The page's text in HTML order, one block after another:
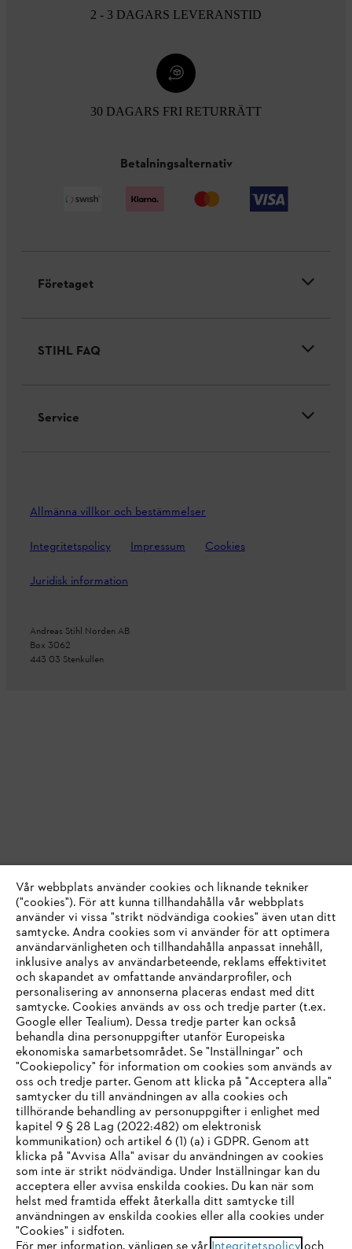
2 - 3 DAGARS LEVERANSTID
30 DAGARS FRI RETURRÄTT
Betalningsalternativ
Företaget
STIHL FAQ
Service
Allmänna villkor och bestämmelser
Integritetspolicy Impressum Cookies
Juridisk information
Andreas Stihl Norden AB
Box 3062
443 03 Stenkullen
IHR BROWSER WIRD NICHT
UNTERSTÜTZT
Sie nutzen einen Browser, den wir noch nicht unterstützen. Für
eine optimale Nutzung unserer Seite empfehlen wir Ihnen, zu
einem der folgenden Browser zu wechseln:
Vår webbplats använder cookies och liknande tekniker
("cookies"). För att kunna tillhandahålla vår webbplats
använder vi vissa "strikt nödvändiga cookies" även utan ditt
samtycke. Andra cookies som vi använder för att optimera
användarvänligheten och tillhandahålla anpassat innehåll,
inklusive analys av användarbeteende, reklams effektivitet
och skapandet av omfattande användarprofiler, och
personalisering av annonserna placeras endast med ditt
samtycke. Cookies används av oss och tredje parter (t.ex.
Google eller Tealium). Dessa tredje parter kan också
behandla dina personuppgifter utanför Europeiska
ekonomiska samarbetsområdet. Se "Inställningar" och
"Cookiepolicy" för information om cookies som används av
oss och tredje parter. Genom att klicka på "Acceptera alla"
samtycker du till användningen av alla cookies och
tillhörande behandling av personuppgifter i enlighet med
kapitel 9 § 28 Lag (2022:482) om elektronisk
kommunikation) och artikel 6 (1) (a) i GDPR. Genom att
klicka på "Avvisa Alla" avisar du användningen av cookies
som inte är strikt nödvändiga. Under Inställningar kan du
acceptera eller avvisa enskilda cookies. Du kan när som
helst med framtida effekt återkalla ditt samtycke till
användningen av enskilda cookies eller alla cookies under
"Cookies" i sidfoten.